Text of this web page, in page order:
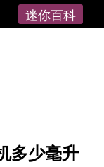
迷你百科
多少毫升